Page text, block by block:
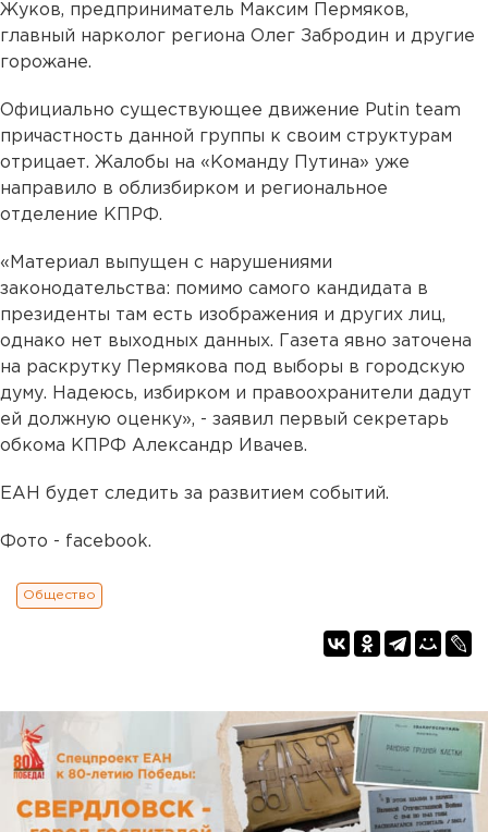
Жуков, предприниматель Максим Пермяков,
главный нарколог региона Олег Забродин и другие
горожане.
Официально существующее движение Putin team
причастность данной группы к своим структурам
отрицает. Жалобы на «Команду Путина» уже
направило в облизбирком и региональное
отделение КПРФ.
«Материал выпущен с нарушениями
законодательства: помимо самого кандидата в
президенты там есть изображения и других лиц,
однако нет выходных данных. Газета явно заточена
на раскрутку Пермякова под выборы в городскую
думу. Надеюсь, избирком и правоохранители дадут
ей должную оценку», - заявил первый секретарь
обкома КПРФ Александр Ивачев.
ЕАН будет следить за развитием событий.
Фото - facebook.
Общество